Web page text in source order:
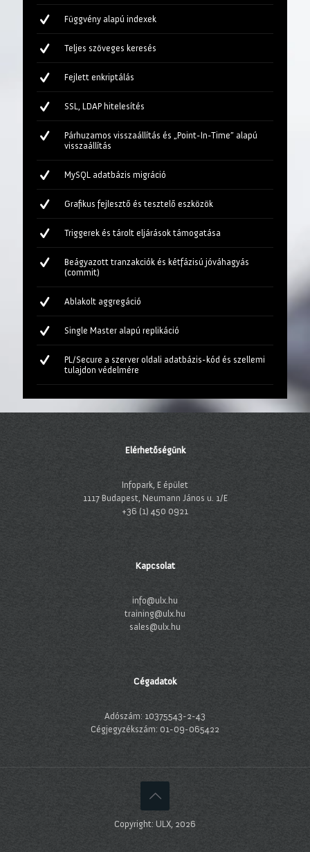
Függvény alapú indexek
Teljes szöveges keresés
Fejlett enkriptálás
SSL, LDAP hitelesítés
Párhuzamos visszaállítás és „Point-In-Time” alapú
visszaállítás
MySQL adatbázis migráció
Grafikus fejlesztő és tesztelő eszközök
Triggerek és tárolt eljárások támogatása
Beágyazott tranzakciók és kétfázisú jóváhagyás
(commit)
Ablakolt aggregáció
Single Master alapú replikáció
PL/Secure a szerver oldali adatbázis-kód és szellemi
tulajdon védelmére
Elérhetőségünk
Infopark, E épület
1117 Budapest, Neumann János u. 1/E
+36 (1) 450 0921
Kapcsolat
info@ulx.hu
training@ulx.hu
sales@ulx.hu
Cégadatok
Adószám: 10375543-2-43
Cégjegyzékszám: 01-09-065422
Copyright: ULX, 2026